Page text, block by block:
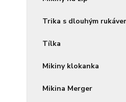
Trika s dlouhým
Tílka
Mikiny klokanka
Mikina Merger